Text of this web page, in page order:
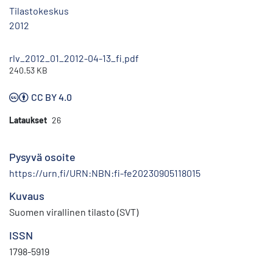
Tilastokeskus
2012
rlv_2012_01_2012-04-13_fi.pdf
240.53 KB
CC BY 4.0
Lataukset 26
Pysyvä osoite
https://urn.fi/URN:NBN:fi-fe20230905118015
Kuvaus
Suomen virallinen tilasto (SVT)
ISSN
1798-5919